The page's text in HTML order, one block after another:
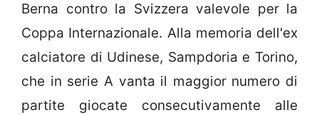
Berna contro la Svizzera valevole per la
Coppa Internazionale. Alla memoria dell'ex
calciatore di Udinese, Sampdoria e Torino,
che in serie A vanta il maggior numero di
partite giocate consecutivamente alle